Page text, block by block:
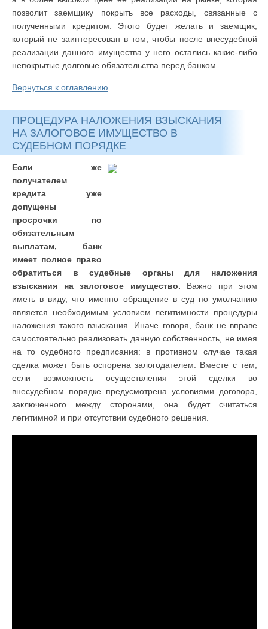
позволит заемщику покрыть все расходы, связанные с
полученными кредитом. Этого будет желать и заемщик,
который не заинтересован в том, чтобы после внесудебной
реализации данного имущества у него остались какие-либо
непокрытые долговые обязательства перед банком.
Вернуться к оглавлению
ПРОЦЕДУРА НАЛОЖЕНИЯ ВЗЫСКАНИЯ
НА ЗАЛОГОВОЕ ИМУЩЕСТВО В
СУДЕБНОМ ПОРЯДКЕ
Если же
получателем
кредита уже
допущены
просрочки по
обязательным
выплатам, банк
имеет полное право
обратиться в судебные органы для наложения
взыскания на залоговое имущество. Важно при этом
иметь в виду, что именно обращение в суд по умолчанию
является необходимым условием легитимности процедуры
наложения такого взыскания. Иначе говоря, банк не вправе
самостоятельно реализовать данную собственность, не имея
на то судебного предписания: в противном случае такая
сделка может быть оспорена залогодателем. Вместе с тем,
если возможность осуществления этой сделки во
внесудебном порядке предусмотрена условиями договора,
заключенного между сторонами, она будет считаться
легитимной и при отсутствии судебного решения.